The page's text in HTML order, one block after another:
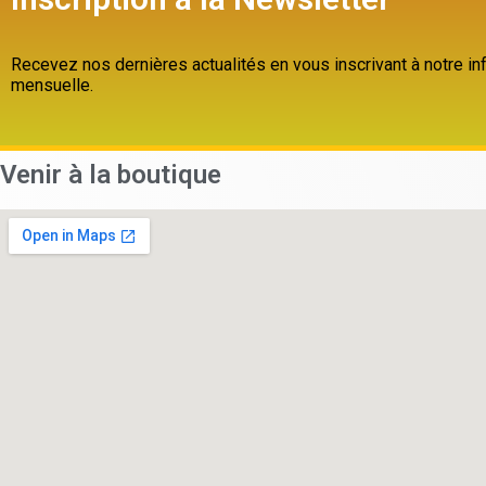
Recevez nos dernières actualités en vous inscrivant à notre
mensuelle.
Venir à la boutique